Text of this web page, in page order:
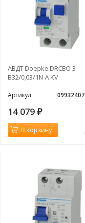
АВДТ Doepke DRCBO 3
B32/0,03/1N-A KV
Артикул: 09932407
14 079 ₽
В корзину